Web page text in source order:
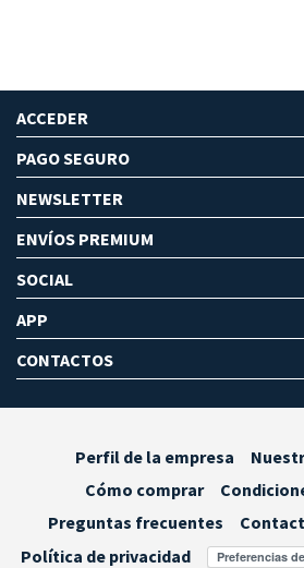
ACCEDER
PAGO SEGURO
NEWSLETTER
ENVÍOS PREMIUM
SOCIAL
APP
CONTACTOS
Perfil de la empresa
Cómo comprar
Preguntas frecuentes
Política de privacidad
Preferencias